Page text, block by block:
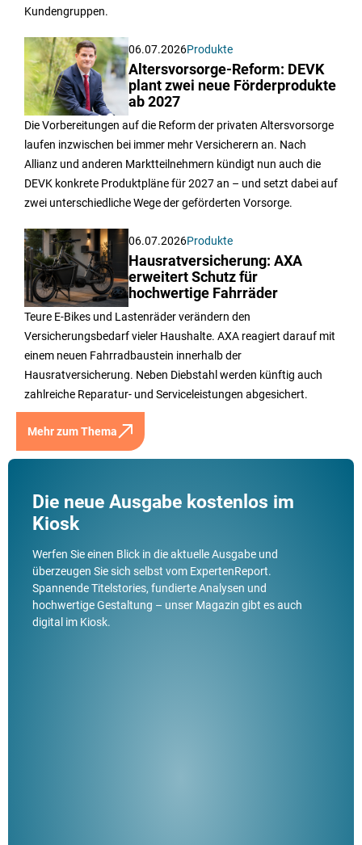
Kundengruppen.
06.07.2026Produkte
Altersvorsorge-Reform: DEVK
plant zwei neue Förderprodukte
ab 2027
Die Vorbereitungen auf die Reform der privaten Altersvorsorge
laufen inzwischen bei immer mehr Versicherern an. Nach
Allianz und anderen Marktteilnehmern kündigt nun auch die
DEVK konkrete Produktpläne für 2027 an – und setzt dabei auf
zwei unterschiedliche Wege der geförderten Vorsorge.
06.07.2026Produkte
Hausratversicherung: AXA
erweitert Schutz für
hochwertige Fahrräder
Teure E-Bikes und Lastenräder verändern den
Versicherungsbedarf vieler Haushalte. AXA reagiert darauf mit
einem neuen Fahrradbaustein innerhalb der
Hausratversicherung. Neben Diebstahl werden künftig auch
zahlreiche Reparatur- und Serviceleistungen abgesichert.
Mehr zum Thema
Die neue Ausgabe kostenlos im
Kiosk
Werfen Sie einen Blick in die aktuelle Ausgabe und
überzeugen Sie sich selbst vom ExpertenReport.
Spannende Titelstories, fundierte Analysen und
hochwertige Gestaltung – unser Magazin gibt es auch
digital im Kiosk.